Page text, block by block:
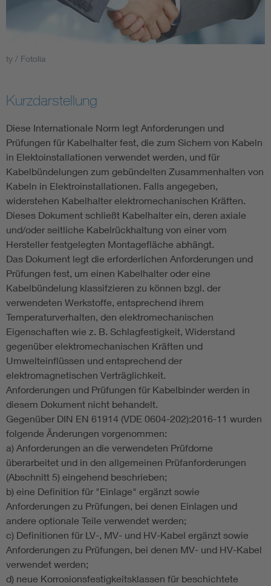
DKE Fachinformationen im Kontext der Normung
Circular Economy für mehr Ressourceneffizienz
Cybersecurity in der Industrieautomatisierung
DIN VDE 0100 für sichere Elektroinstallationen
Elektrofachkraft (EFK)
ty / Fotolia
Kurzdarstellung
Diese Internationale Norm legt Anforderungen und
Prüfungen für Kabelhalter fest, die zum Sichern von Kabeln
in Elektoinstallationen verwendet werden, und für
Kabelbündelungen zum gebündelten Zusammenhalten von
Kabeln in Elektroinstallationen. Falls angegeben,
widerstehen Kabelhalter elektromechanischen Kräften.
Dieses Dokument schließt Kabelhalter ein, deren axiale
und/oder seitliche Kabelrückhaltung von einer vom
Hersteller festgelegten Montagefläche abhängt.
Das Dokument legt die erforderlichen Anforderungen und
Prüfungen fest, um einen Kabelhalter oder eine
Kabelbündelung klassifzieren zu können bzgl. der
verwendeten Werkstoffe, entsprechend ihrem
Temperaturverhalten, den elektromechanischen
Eigenschaften wie z. B. Schlagfestigkeit, Widerstand
gegenüber elektromechanischen Kräften und
Umwelteinflüssen und entsprechend der
elektromagnetischen Verträglichkeit.
Anforderungen und Prüfungen für Kabelbinder werden in
diesem Dokument nicht behandelt.
Gegenüber DIN EN 61914 (VDE 0604-202):2016-11 wurden
folgende Änderungen vorgenommen:
a) Anforderungen an die verwendeten Prüfdorne
überarbeitet und in den allgemeinen Prüfanforderungen
(Abschnitt 5) eingehend beschrieben;
b) eine Definition für "Einlage" ergänzt sowie
Anforderungen zu Prüfungen, bei denen Einlagen und
andere optionale Teile verwendet werden;
c) Definitionen für LV-, MV- und HV-Kabel ergänzt sowie
Anforderungen zu Prüfungen, bei denen MV- und HV-Kabel
verwendet werden;
d) neue Korrosionsfestigkeitsklassen für beschichtete